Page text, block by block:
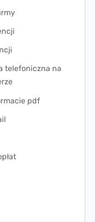
telefoniczna na
pdf